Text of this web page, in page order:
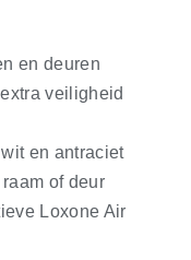
en deuren
veiligheid
en antraciet
of deur
Loxone Air